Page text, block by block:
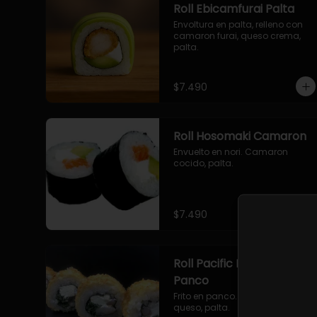
Roll Ebicamfurai Palta
Envoltura en palta, relleno con
camaron furai, queso crema,
palta.
$7.490
Roll Hosomaki Camaron
Envuelto en nori. Camaron
cocido, palta.
$7.490
Roll Pacific Furai en
Panco
Frito en panco. Camaron furai,
queso, palta.